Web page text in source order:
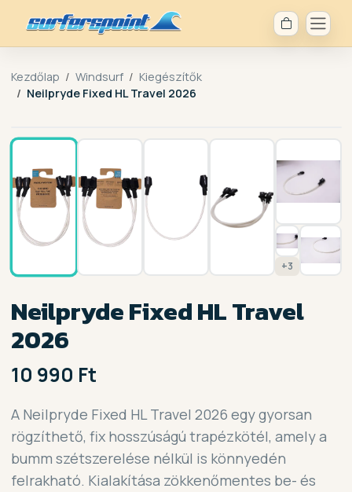
Kezdőlap Windsurf
Kiegészítők
Neilpryde Fixed HL Travel 2026
+3
Neilpryde Fixed HL Travel
2026
10 990 Ft
A Neilpryde Fixed HL Travel 2026 egy gyorsan
rögzíthető, fix hosszúságú trapézkötél, amely a
bumm szétszerelése nélkül is könnyedén
felrakható. Kialakítása zökkenőmentes be- és